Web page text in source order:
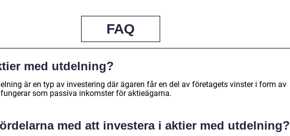
FAQ
med utdelning?
är en typ av investering där ägaren får en del av företagets vinster i form av
som passiva inkomster för aktieägarna.
med att investera i aktier med utdelning?